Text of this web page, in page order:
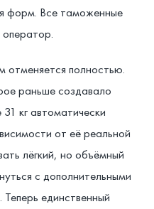
форм. Все таможенные
отменяется полностью.
раньше создавало
кг автоматически
от её реальной
лёгкий, но объёмный
с дополнительными
единственный